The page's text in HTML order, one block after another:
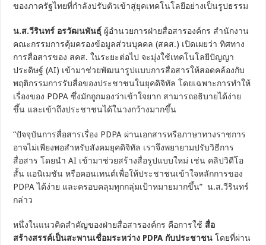
ของภาครัฐไทยที่กำลังปรับตัวเข้าสู่ยุคเทคโนโลยีอย่างเป็นรูปธรรม
น.ส.วีรินทร์ อรวัฒนพันธุ์ ผู้อำนวยการฝ่ายสื่อสารองค์กร สำนักงาน
คณะกรรมการคุ้มครองข้อมูลส่วนบุคคล (สคส.) เปิดเผยว่า ทิศทาง
การสื่อสารของ สคส. ในระยะต่อไป จะมุ่งใช้เทคโนโลยีปัญญา
ประดิษฐ์ (AI) เข้ามาช่วยพัฒนารูปแบบการสื่อสารให้สอดคล้องกับ
พฤติกรรมการรับสื่อของประชาชนในยุคดิจิทัล โดยเฉพาะการทำให้
เรื่องของ PDPA ซึ่งมักถูกมองว่าเข้าใจยาก สามารถอธิบายได้ง่าย
ขึ้น และเข้าถึงประชาชนได้ในวงกว้างมากขึ้น
“ปัจจุบันการสื่อสารเรื่อง PDPA ผ่านเอกสารหรือภาษาทางราชการ
อาจไม่เพียงพอสำหรับสังคมยุคดิจิทัล เราจึงพยายามปรับวิธีการ
สื่อสาร โดยนำ AI เข้ามาช่วยสร้างสื่อรูปแบบใหม่ เช่น คลิปวิดีโอ
สั้น แอนิเมชัน หรือคอนเทนต์เพื่อให้ประชาชนเข้าใจหลักการของ
PDPA ได้ง่าย และครอบคลุมทุกกลุ่มเป้าหมายมากขึ้น” น.ส.วีรินทร์
กล่าว
หนึ่งในแนวคิดสำคัญของฝ่ายสื่อสารองค์กร คือการใช้ สื่อ
สร้างสรรค์เป็นสะพานเชื่อมระหว่าง PDPA กับประชาชน โดยที่ผ่าน